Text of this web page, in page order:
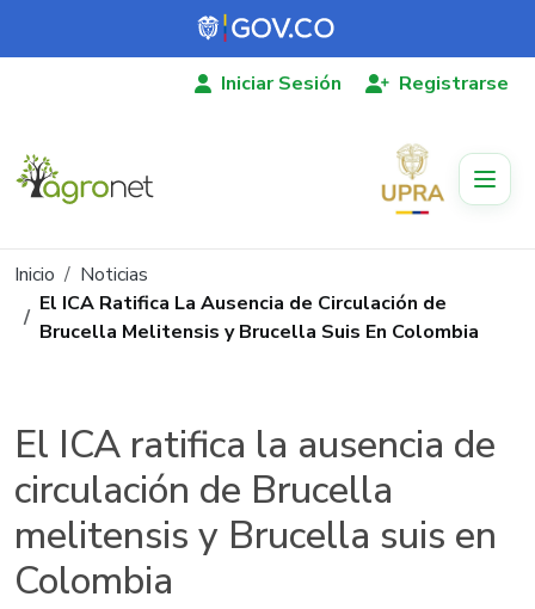
Pasar al contenido principal
Iniciar Sesión Registrarse
Ruta de navegación
Inicio
Noticias
El ICA Ratifica La Ausencia de Circulación de
Brucella Melitensis y Brucella Suis En Colombia
El ICA ratifica la ausencia de
circulación de Brucella
melitensis y Brucella suis en
Colombia